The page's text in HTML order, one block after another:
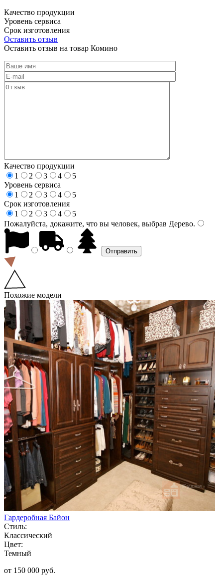
Качество продукции
Уровень сервиса
Срок изготовления
Оставить отзыв
Оставить отзыв на товар Комино
Качество продукции
1
2 3 4
5
Уровень сервиса
1
2 3 4
5
Срок изготовления
1
2 3 4
5
Пожалуйста, докажите, что вы человек, выбрав Дерево.
Похожие модели
Гардеробная Байон
Стиль:
Классический
Цвет:
Темный
от 150 000 руб.